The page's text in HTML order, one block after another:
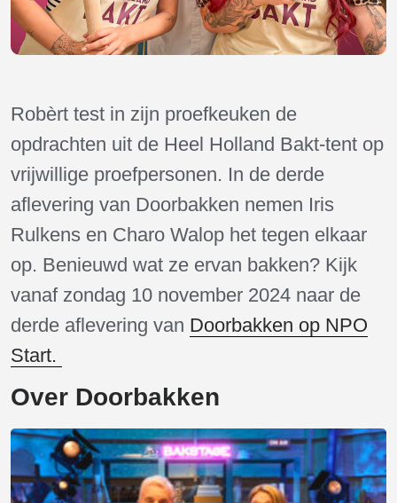
Robèrt test in zijn proefkeuken de
opdrachten uit de Heel Holland Bakt-tent op
vrijwillige proefpersonen. In de derde
aflevering van Doorbakken nemen Iris
Rulkens en Charo Walop het tegen elkaar
op. Benieuwd wat ze ervan bakken? Kijk
vanaf zondag 10 november 2024 naar de
derde aflevering van Doorbakken op NPO
Start.
Over Doorbakken